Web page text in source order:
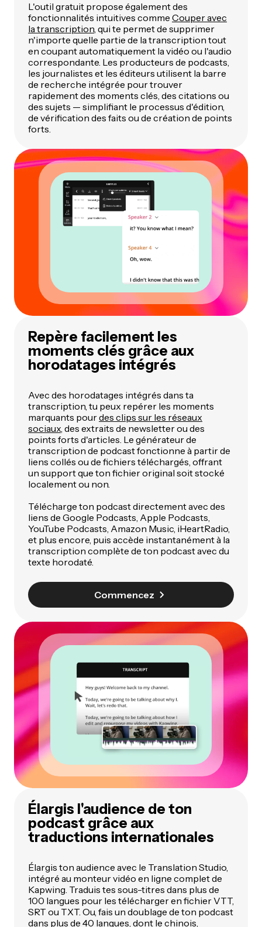
L'outil gratuit propose également des
fonctionnalités intuitives comme Couper avec
la transcription, qui te permet de supprimer
n'importe quelle partie de la transcription tout
en coupant automatiquement la vidéo ou l'audio
correspondante. Les producteurs de podcasts,
les journalistes et les éditeurs utilisent la barre
de recherche intégrée pour trouver
rapidement des moments clés, des citations ou
des sujets — simplifiant le processus d'édition,
de vérification des faits ou de création de points
forts.
Repère facilement les
moments clés grâce aux
horodatages intégrés
Avec des horodatages intégrés dans ta
transcription, tu peux repérer les moments
marquants pourdes clips sur les réseaux
sociaux , des extraits de newsletter ou des
points forts d'articles. Le générateur de
transcription de podcast fonctionne à partir de
liens collés ou de fichiers téléchargés, offrant
un support que ton fichier original soit stocké
localement ou non.
Télécharge ton podcast directement avec des
liens de Google Podcasts, Apple Podcasts,
YouTube Podcasts, Amazon Music, iHeartRadio,
et plus encore, puis accède instantanément à la
transcription complète de ton podcast avec du
texte horodaté.
Commencez
Élargis l'audience de ton
podcast grâce aux
traductions internationales
Élargis ton audience avec le Translation Studio,
intégré au monteur vidéo en ligne complet de
Kapwing. Traduis tes sous-titres dans plus de
100 langues pour les télécharger en fichier VTT,
SRT ou TXT. Ou, fais un doublage de ton podcast
dans plus de 40 langues, dont le chinois,